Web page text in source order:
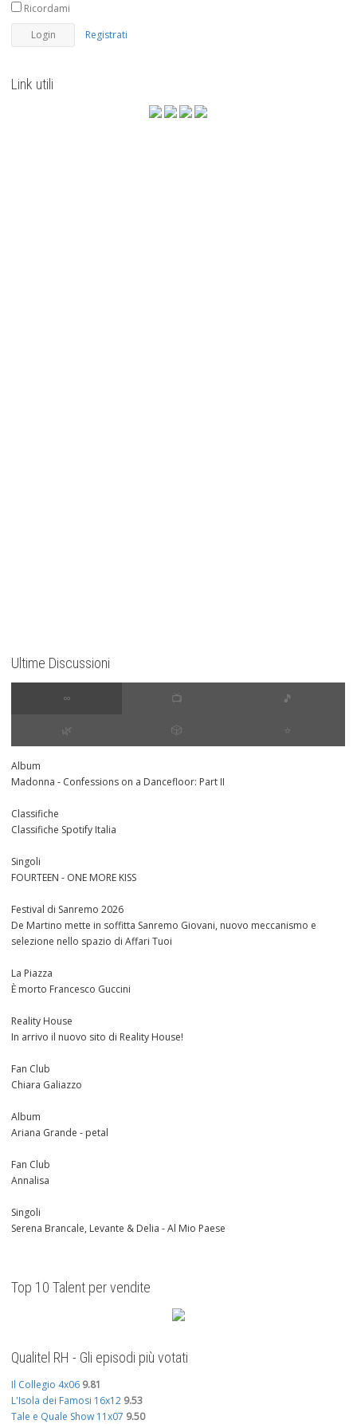
Ricordami
Registrati
Link utili
Ultime Discussioni
∞ 📺 🎵
🌿 🎲 ⭐️
Album
Madonna - Confessions on a Dancefloor: Part II
Classifiche
Classifiche Spotify Italia
Singoli
FOURTEEN - ONE MORE KISS
Festival di Sanremo 2026
De Martino mette in soffitta Sanremo Giovani, nuovo meccanismo e
selezione nello spazio di Affari Tuoi
La Piazza
È morto Francesco Guccini
Reality House
In arrivo il nuovo sito di Reality House!
Fan Club
Chiara Galiazzo
Album
Ariana Grande - petal
Fan Club
Annalisa
Singoli
Serena Brancale, Levante & Delia - Al Mio Paese
Top 10 Talent per vendite
Qualitel RH - Gli episodi più votati
Il Collegio 4x06 9.81
L'Isola dei Famosi 16x12 9.53
Tale e Quale Show 11x07 9.50